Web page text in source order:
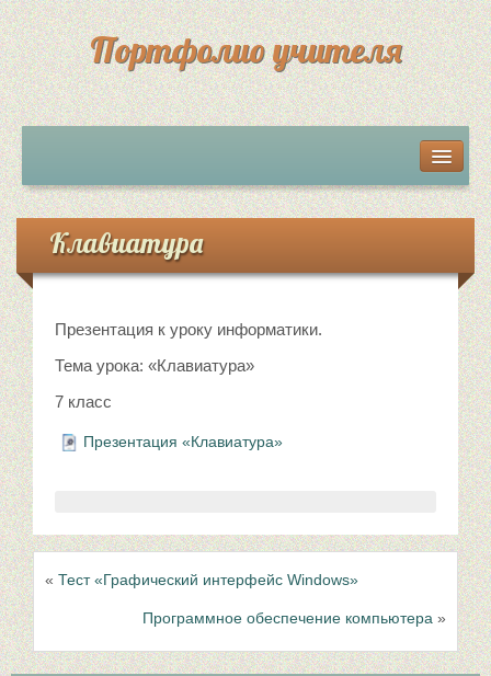
Портфолио учителя
Грамоты, дипломы, сертификаты
Достижения учеников
Обратная связь
Клавиатура
Презентация к уроку информатики.
Тема урока: «Клавиатура»
7 класс
Презентация «Клавиатура»
« Тест «Графический интерфейс Windows»
Программное обеспечение компьютера »